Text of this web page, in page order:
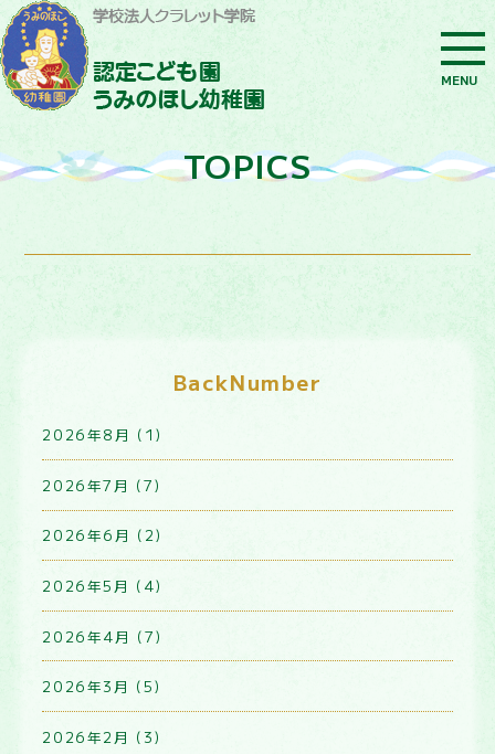
MENU
TOPICS
BackNumber
2026年8月 (1)
2026年7月 (7)
2026年6月 (2)
2026年5月 (4)
2026年4月 (7)
2026年3月 (5)
2026年2月 (3)